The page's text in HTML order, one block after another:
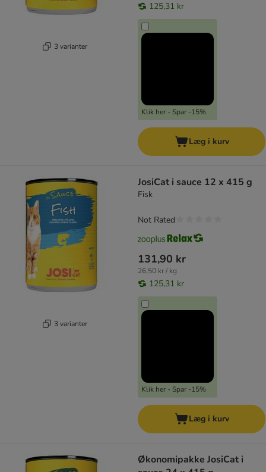
3 varianter
125,31 kr
Klik her - Spar -15%
Læg i kurv
3 varianter
JosiCat i sauce 12 x 415 g
Fisk
131,90 kr
26,50 kr / kg
125,31 kr
Klik her - Spar -15%
Not Rated
Læg i kurv
Økonomipakke JosiCat i